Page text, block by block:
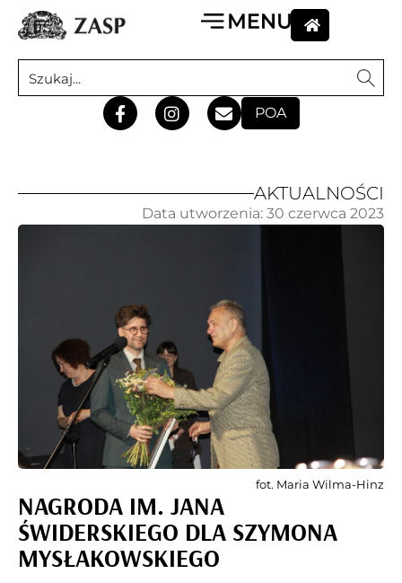
POA
AKTUALNOŚCI
NAGRODA IM. JANA
ŚWIDERSKIEGO DLA SZYMONA
MYSŁAKOWSKIEGO
Data utworzenia: 30 czerwca 2023
fot. Maria Wilma-Hinz